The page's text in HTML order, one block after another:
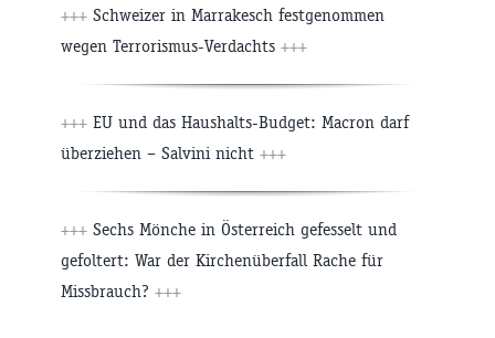
+++ Schweizer in Marrakesch festgenommen
wegen Terrorismus-Verdachts +++
+++ EU und das Haushalts-Budget: Macron darf
überziehen – Salvini nicht +++
+++ Sechs Mönche in Österreich gefesselt und
gefoltert: War der Kirchenüberfall Rache für
Missbrauch? +++